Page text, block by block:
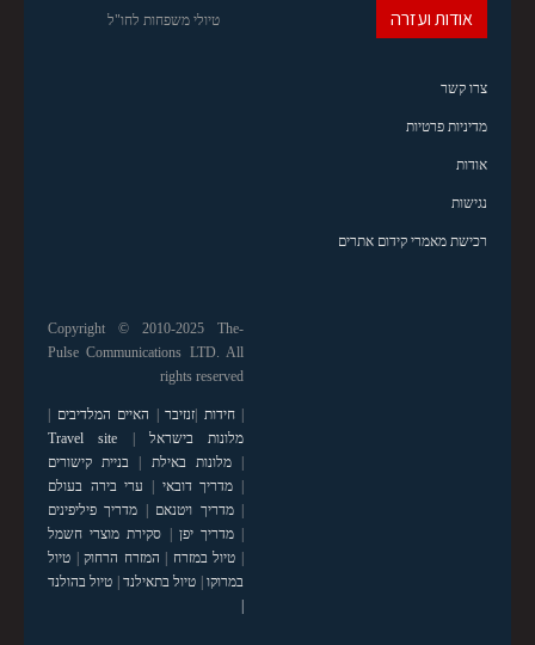
טיולי משפחות לחו"ל אודות ועזרה
צרו קשר
מדיניות פרטיות
אודות
נגישות
רכישת מאמרי קידום אתרים
Copyright © 2010-2025 The-
Pulse Communications LTD. All
rights reserved
|חידות |זנזיבר | האיים המלדיבים |
מלונות בישראל |
Travel site
|מלונות באילת | בניית קישורים
| מדריך דובאי | ערי בירה בעולם
|מדריך ויטנאם | מדריך פיליפינים
|מדריך יפן | סקירת מוצרי חשמל
| טיול במזרח | המזרח הרחוק| טיול
במרוקו| טיול בתאילנד| טיול בהולנד
|